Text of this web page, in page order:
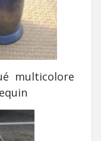
multicolore